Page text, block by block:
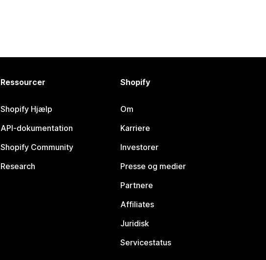
Ressourcer
Shopify Hjælp
API-dokumentation
Shopify Community
Research
Shopify
Om
Karriere
Investorer
Presse og medier
Partnere
Affiliates
Juridisk
Servicestatus